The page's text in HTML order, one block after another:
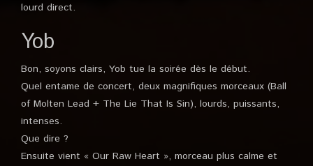
lourd direct.
Yob
Bon, soyons clairs, Yob tue la soirée dès le début.
Quel entame de concert, deux magnifiques morceaux (Ball
of Molten Lead + The Lie That Is Sin), lourds, puissants,
intenses.
Que dire ?
Ensuite vient « Our Raw Heart », morceau plus calme et